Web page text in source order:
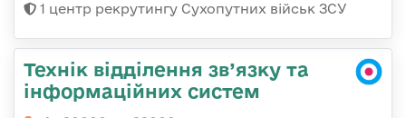
1 центр рекрутингу Сухопутних військ ЗСУ
Технік відділення зв’язку та
інформаційних систем